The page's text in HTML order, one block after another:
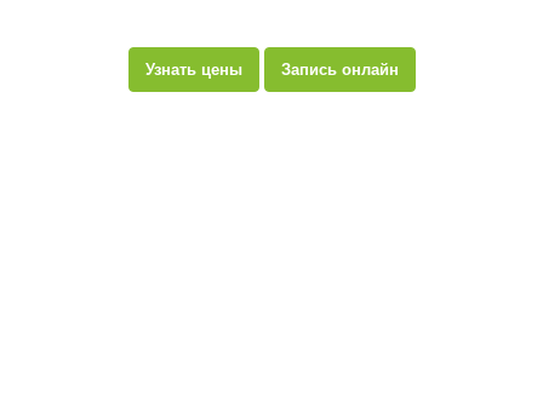
Узнать цены Запись онлайн